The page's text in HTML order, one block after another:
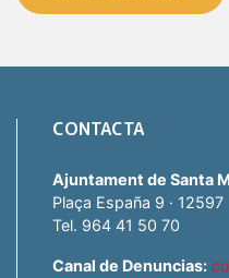
CONTACTA
Ajuntament de Santa
Plaça España 9 · 12597
Tel. 964 41 50 70
Canal de Denuncias: